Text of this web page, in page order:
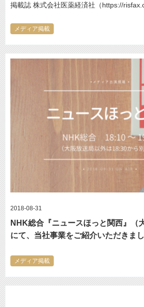
掲載誌 株式会社医薬経済社（https://
メディア掲載
2018-08-31
NHK総合『ニュースほっと関西』（
にて、当社事業をご紹介いただきま
メディア掲載